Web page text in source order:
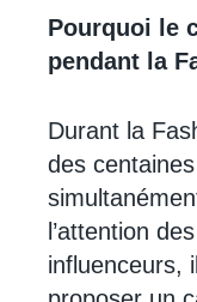
Pourquoi le
pendant la
Durant la
des
l’attention
influenceurs,